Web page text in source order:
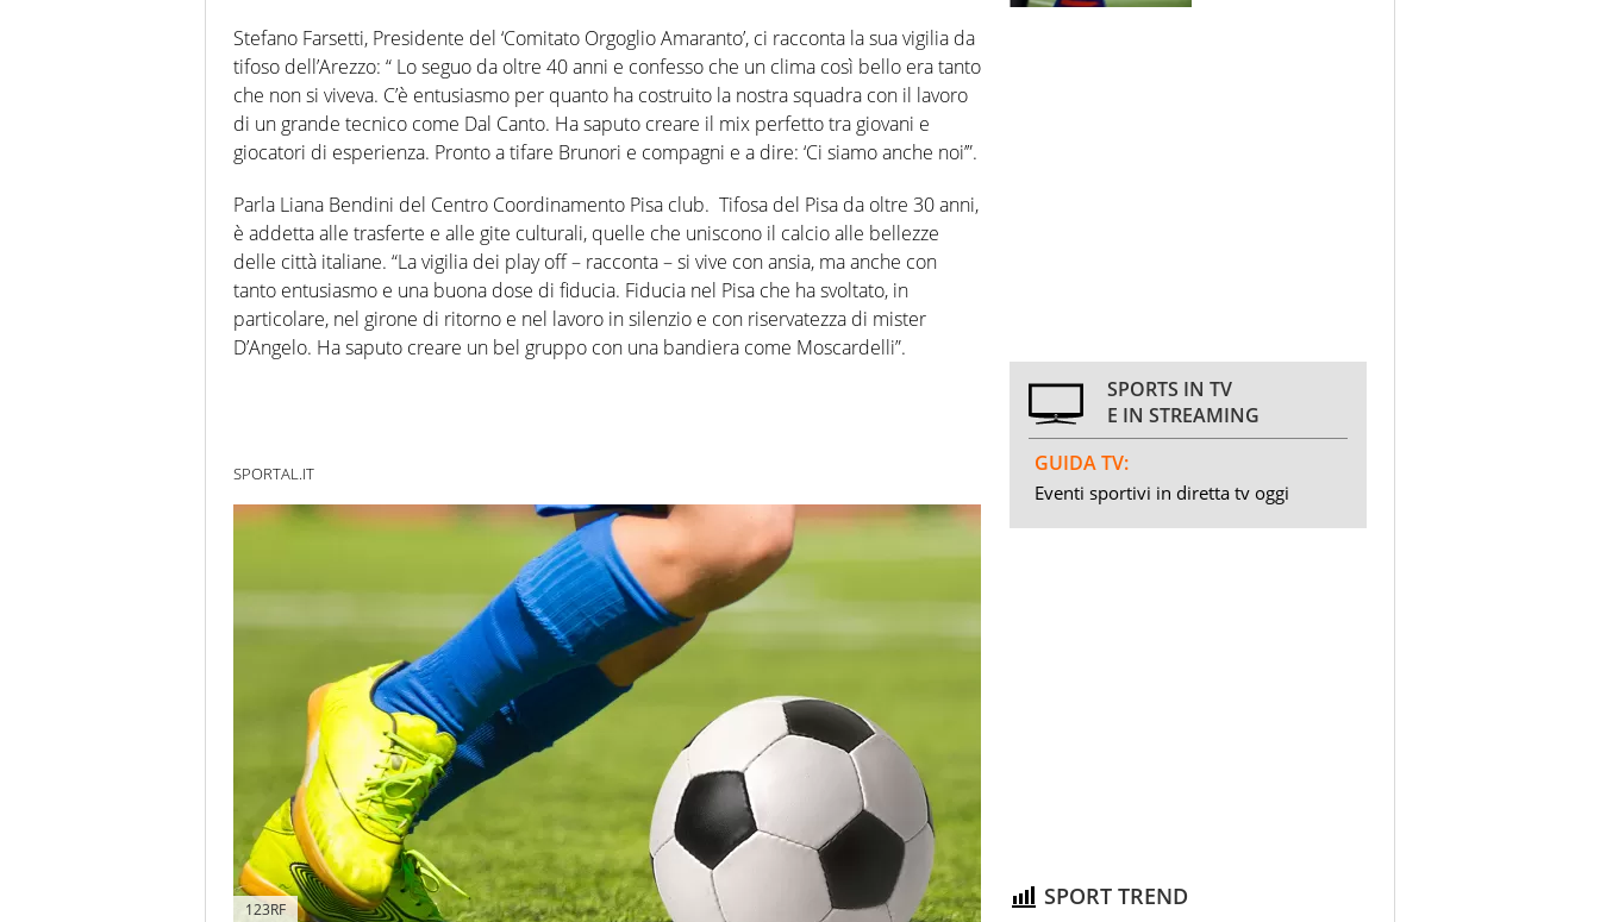
Stefano Farsetti, Presidente del ‘Comitato Orgoglio Amaranto’, ci racconta la sua vigilia da
tifoso dell’Arezzo: “ Lo seguo da oltre 40 anni e confesso che un clima così bello era tanto
che non si viveva. C’è entusiasmo per quanto ha costruito la nostra squadra con il lavoro
di un grande tecnico come Dal Canto. Ha saputo creare il mix perfetto tra giovani e
giocatori di esperienza. Pronto a tifare Brunori e compagni e a dire: ‘Ci siamo anche noi’”.
Parla Liana Bendini del Centro Coordinamento Pisa club. Tifosa del Pisa da oltre 30 anni,
è addetta alle trasferte e alle gite culturali, quelle che uniscono il calcio alle bellezze
delle città italiane. “La vigilia dei play off – racconta – si vive con ansia, ma anche con
tanto entusiasmo e una buona dose di fiducia. Fiducia nel Pisa che ha svoltato, in
particolare, nel girone di ritorno e nel lavoro in silenzio e con riservatezza di mister
D’Angelo. Ha saputo creare un bel gruppo con una bandiera come Moscardelli”.
SPORTAL.IT
123RF
SPORTS IN TV
E IN STREAMING
GUIDA TV:
Eventi sportivi in diretta tv oggi
SPORT TREND